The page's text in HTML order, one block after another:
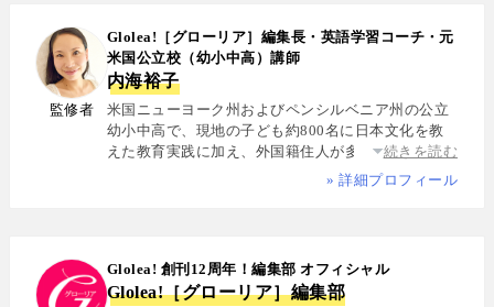
監修者
Glolea!［グローリア］編集長・英語学習コーチ・元
米国公立校（幼小中高）講師
内海裕子
米国ニューヨーク州およびペンシルベニア州の公立
幼小中高で、現地の子ども約800名に日本文化を教
えた教育実践に加え、外国籍住人が多数を占める多
国籍シェアハウスで約5年間生活し、リアルな多文化
スペイン語・中国語・日本語の4言語を駆使し、世界
中の女性や母親と対話・取材を継続. 親子留学、バイ
続きを読む
» 詳細プロフィール
Glolea! 創刊12周年！編集部 オフィシャル
Glolea!［グローリア］編集部